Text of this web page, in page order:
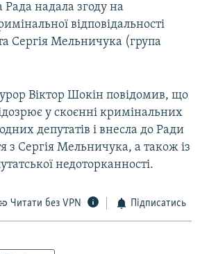
надала згоду на
відповідальності
Сергія Мельничука (група
Віктор Шокін повідомив, що
у скоєнні кримінальних
депутатів і внесла до Ради
з Сергія Мельничука, а також із
недоторканності.
Читати без VPN Підписатись